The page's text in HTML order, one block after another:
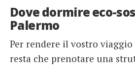
Dove dormire eco-
Palermo
Per rendere il vostro
resta che prenotare una